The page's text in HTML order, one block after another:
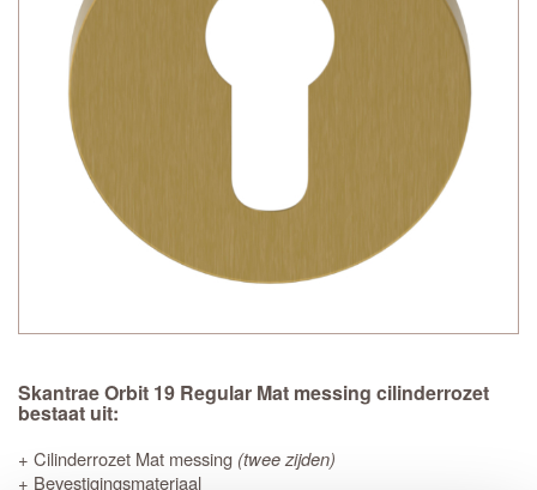
Skantrae Orbit 19 Regular Mat messing cilinderrozet
bestaat uit:
+ Cilinderrozet Mat messing (twee zijden)
+ Bevestigingsmateriaal